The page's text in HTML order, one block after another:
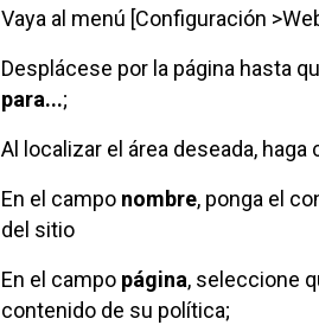
Vaya al menú [Configuración
Desplácese por la página hasta
para...;
Al localizar el área deseada,
En el campo nombre, ponga el
del sitio
En el campo página, seleccione
contenido de su política;